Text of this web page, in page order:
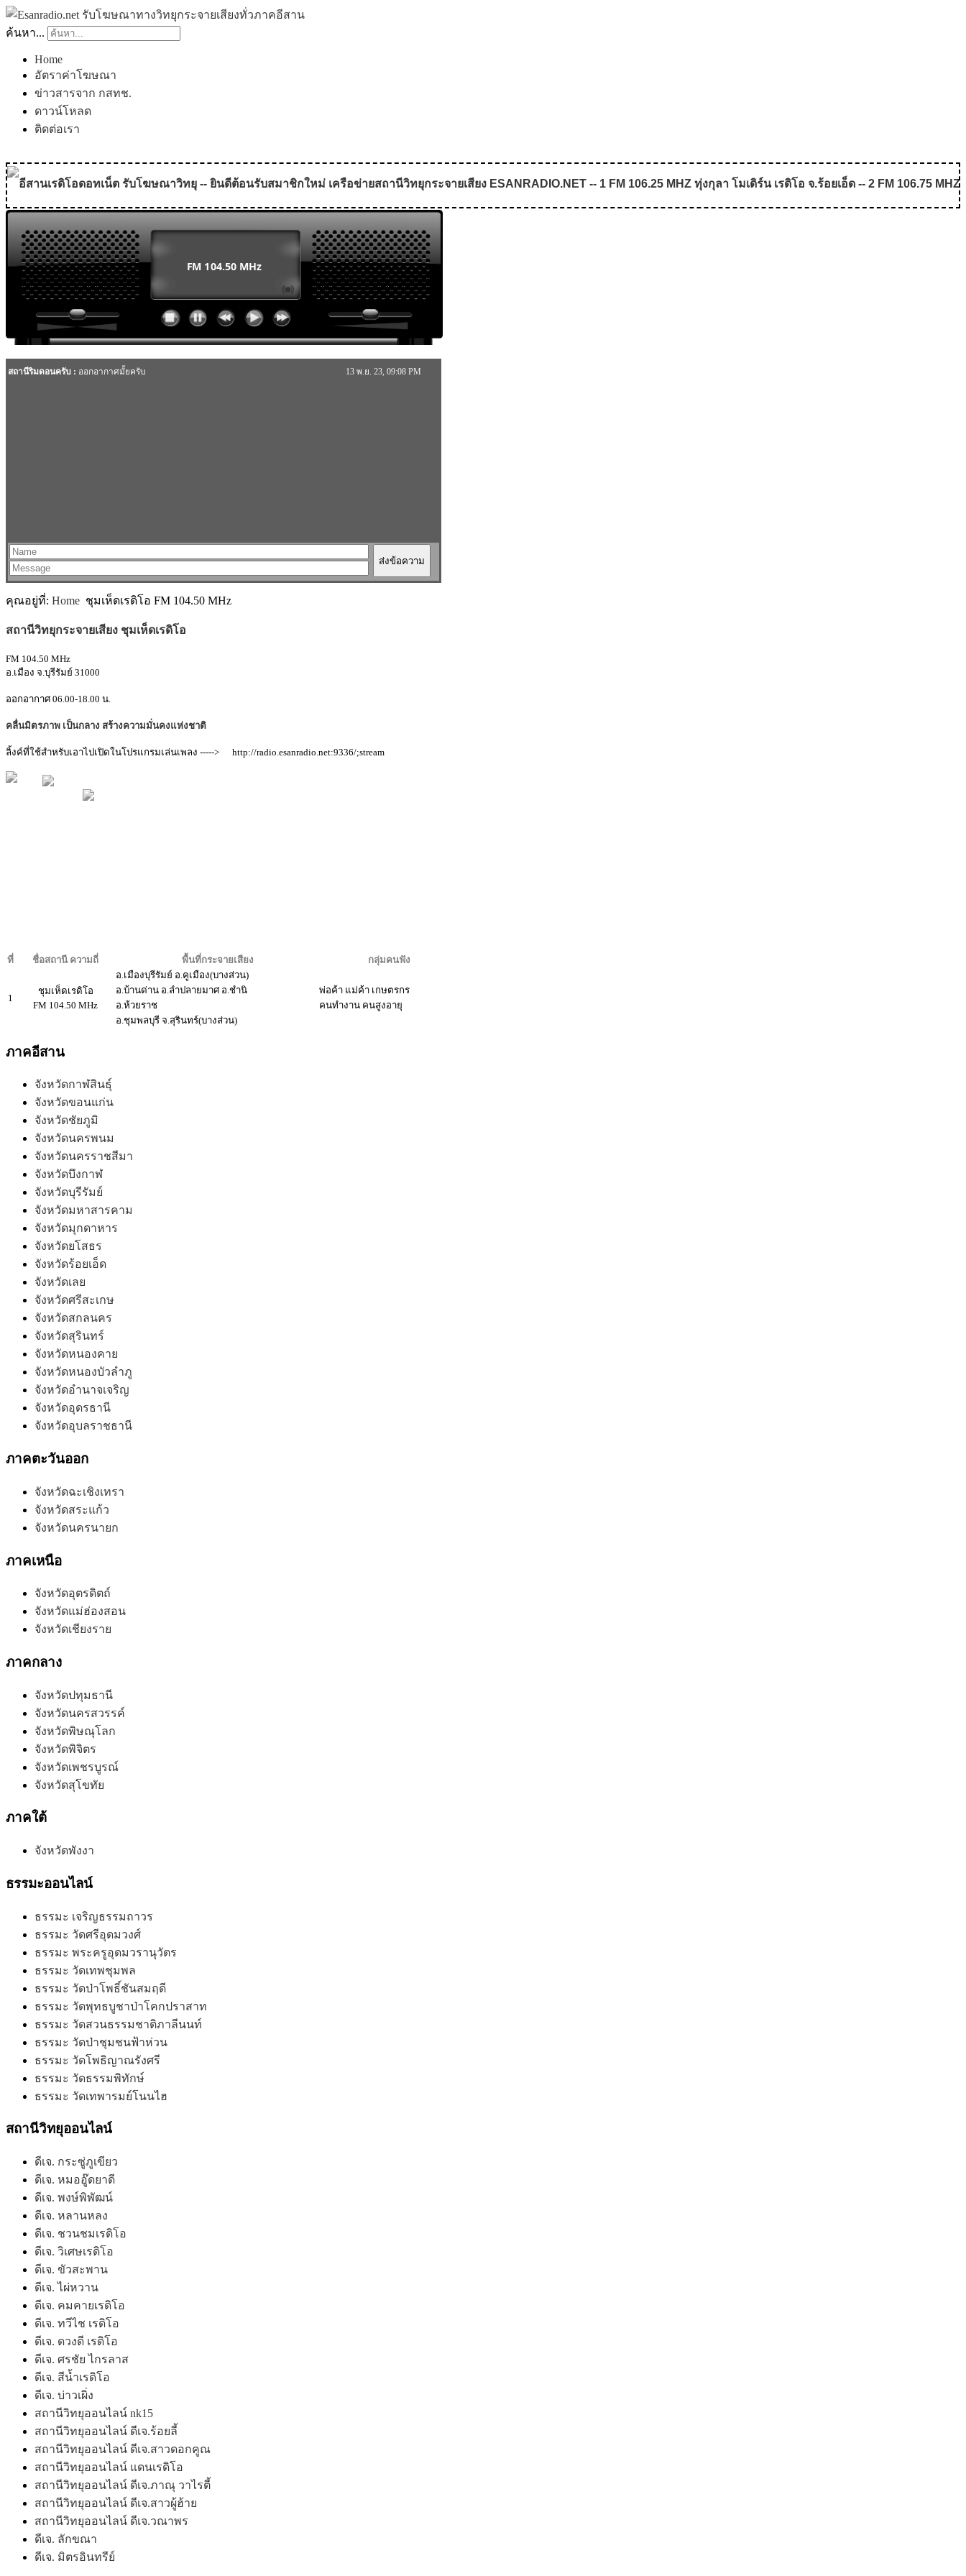
ค้นหา...
Home
อัตราค่าโฆษณา
ข่าวสารจาก กสทช.
ดาวน์โหลด
ติดต่อเรา
อีสานเรดิโอดอทเน็ต รับโฆษณาวิทยุ -- ยินดีต้อนรับสมาชิกใหม่ เครือข่ายสถานีวิทยุกระจายเสียง ESANRADIO.NET -- 1 FM 106.25 MHZ ทุ่งกุลา โมเดิร์น เรดิโอ จ.ร้อยเอ็ด -- 2 FM 106.75
MODULE SBAHJAOUI YOUTUBE
MODULE SBAHJAOUI MEMORY GAME
MODULE SBAHJAOUI ACCORDION MENU
คุณอยู่ที่: Home ชุมเห็ดเรดิโอ FM 104.50 MHz
สถานีวิทยุกระจายเสียง ชุมเห็ดเรดิโอ
FM 104.50 MHz
อ.เมือง จ.บุรีรัมย์ 31000
ออกอากาศ 06.00-18.00 น.
คลื่นมิตรภาพ เป็นกลาง สร้างความมั่นคงแห่งชาติ
ลิ้งค์ที่ใช้สำหรับเอาไปเปิดในโปรแกรมเล่นเพลง -----> http://radio.esanradio.net:9336/;stream
ที่ ชื่อสถานี ความถี่ พื้นที่กระจายเสียง กลุ่มคนฟัง
1
ชุมเห็ดเรดิโอ
FM 104.50 MHz
อ.เมืองบุรีรัมย์ อ.คูเมือง(บางส่วน)
อ.บ้านด่าน อ.ลำปลายมาศ อ.ชำนิ
อ.ห้วยราช
อ.ชุมพลบุรี จ.สุรินทร์(บางส่วน)
พ่อค้า แม่ค้า เกษตรกร
คนทำงาน คนสูงอายุ
ภาคอีสาน
จังหวัดกาฬสินธุ์
จังหวัดขอนแก่น
จังหวัดชัยภูมิ
จังหวัดนครพนม
จังหวัดนครราชสีมา
จังหวัดบึงกาฬ
จังหวัดบุรีรัมย์
จังหวัดมหาสารคาม
จังหวัดมุกดาหาร
จังหวัดยโสธร
จังหวัดร้อยเอ็ด
จังหวัดเลย
จังหวัดศรีสะเกษ
จังหวัดสกลนคร
จังหวัดสุรินทร์
จังหวัดหนองคาย
จังหวัดหนองบัวลำภู
จังหวัดอำนาจเจริญ
จังหวัดอุดรธานี
จังหวัดอุบลราชธานี
ภาคตะวันออก
จังหวัดฉะเชิงเทรา
จังหวัดสระแก้ว
จังหวัดนครนายก
ภาคเหนือ
จังหวัดอุตรดิตถ์
จังหวัดแม่ฮ่องสอน
จังหวัดเชียงราย
ภาคกลาง
จังหวัดปทุมธานี
จังหวัดนครสวรรค์
จังหวัดพิษณุโลก
จังหวัดพิจิตร
จังหวัดเพชรบูรณ์
จังหวัดสุโขทัย
ภาคใต้
จังหวัดพังงา
ธรรมะออนไลน์
ธรรมะ เจริญธรรมถาวร
ธรรมะ วัดศรีอุดมวงศ์
ธรรมะ พระครูอุดมวรานุวัตร
ธรรมะ วัดเทพชุมพล
ธรรมะ วัดป่าโพธิ์ชันสมฤดี
ธรรมะ วัดพุทธบูชาป่าโคกปราสาท
ธรรมะ วัดสวนธรรมชาติภาลีนนท์
ธรรมะ วัดป่าชุมชนฟ้าห่วน
ธรรมะ วัดโพธิญาณรังศรี
ธรรมะ วัดธรรมพิทักษ์
ธรรมะ วัดเทพารมย์โนนไฮ
สถานีวิทยุออนไลน์
ดีเจ. กระซู่ภูเขียว
ดีเจ. หมออู๊ดยาดี
ดีเจ. พงษ์พิพัฒน์
ดีเจ. หลานหลง
ดีเจ. ชวนชมเรดิโอ
ดีเจ. วิเศษเรดิโอ
ดีเจ. ขัวสะพาน
ดีเจ. ไผ่หวาน
ดีเจ. คมคายเรดิโอ
ดีเจ. ทวีไช เรดิโอ
ดีเจ. ดวงดี เรดิโอ
ดีเจ. ศรชัย ไกรลาส
ดีเจ. สีน้ำเรดิโอ
ดีเจ. บ่าวเผิ่ง
สถานีวิทยุออนไลน์ nk15
สถานีวิทยุออนไลน์ ดีเจ.ร้อยลี้
สถานีวิทยุออนไลน์ ดีเจ.สาวดอกคูณ
สถานีวิทยุออนไลน์ แดนเรดิโอ
สถานีวิทยุออนไลน์ ดีเจ.ภาณุ วาไรตี้
สถานีวิทยุออนไลน์ ดีเจ.สาวผู้ฮ้าย
สถานีวิทยุออนไลน์ ดีเจ.วณาพร
ดีเจ. ลักขณา
ดีเจ. มิตรอินทรีย์